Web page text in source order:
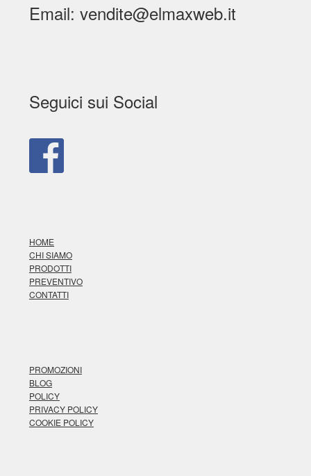
Email: vendite@elmaxweb.it
Seguici sui Social
HOME
CHI SIAMO
PRODOTTI
PREVENTIVO
CONTATTI
PROMOZIONI
BLOG
POLICY
PRIVACY POLICY
COOKIE POLICY